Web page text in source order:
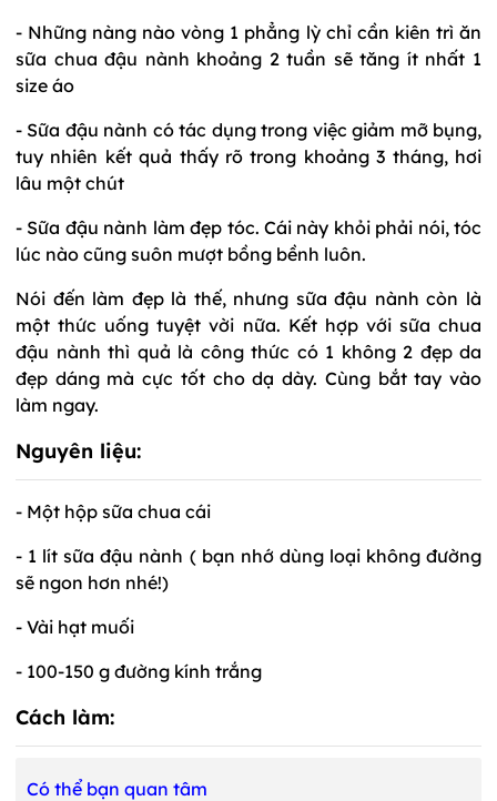
- Những nàng nào vòng 1 phẳng lỳ chỉ cần kiên trì ăn
sữa chua đậu nành khoảng 2 tuần sẽ tăng ít nhất 1
size áo
- Sữa đậu nành có tác dụng trong việc giảm mỡ bụng,
tuy nhiên kết quả thấy rõ trong khoảng 3 tháng, hơi
lâu một chút
- Sữa đậu nành làm đẹp tóc. Cái này khỏi phải nói, tóc
lúc nào cũng suôn mượt bồng bềnh luôn.
Nói đến làm đẹp là thế, nhưng sữa đậu nành còn là
một thức uống tuyệt vời nữa. Kết hợp với sữa chua
đậu nành thì quả là công thức có 1 không 2 đẹp da
đẹp dáng mà cực tốt cho dạ dày. Cùng bắt tay vào
làm ngay.
Nguyên liệu:
- Một hộp sữa chua cái
- 1 lít sữa đậu nành ( bạn nhớ dùng loại không đường
sẽ ngon hơn nhé!)
- Vài hạt muối
- 100-150 g đường kính trắng
Cách làm:
Có thể bạn quan tâm